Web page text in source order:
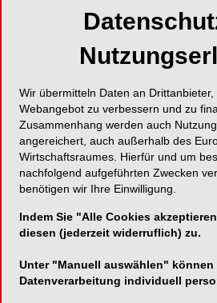
IPL-Brille
Hohe Abschwächung über das
LASERVISION GmbH &
Wir übermitteln Daten an
Webangebot zu verbessern und zu
Zusammenhang werden auch
angereichert, auch außerhalb des
Wirtschaftsraumes. Hierfür und um
nachfolgend aufgeführten Zwecken
benötigen wir Ihre Einwilligung.
Indem Sie "Alle Cookies
diesen (jederzeit widerruflich) zu.
Unter "Manuell auswählen" können
Datenverarbeitung individuell